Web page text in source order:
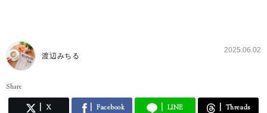
渡辺みちる
2025.06.02
Share
X Facebook LINE Threads